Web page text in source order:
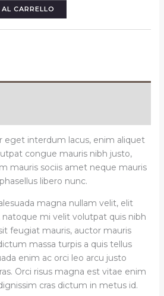
CARRELLO
eget interdum lacus, enim aliquet
congue mauris nibh justo,
mauris sociis amet neque mauris
libero nunc.
magna nullam velit, elit
mi velit volutpat quis nibh
feugiat mauris, auctor mauris
massa turpis a quis tellus
enim ac orci leo arcu justo
Orci risus magna est vitae enim
cras dictum in metus id.